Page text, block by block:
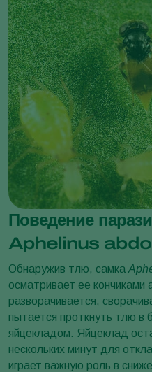
Поведение
Aphelinus
Обнаружив тлю, самка
осматривает ее кончиками
разворачивается,
пытается проткнуть тлю
яйцекладом. Яйцеклад
нескольких минут для
играет важную роль в